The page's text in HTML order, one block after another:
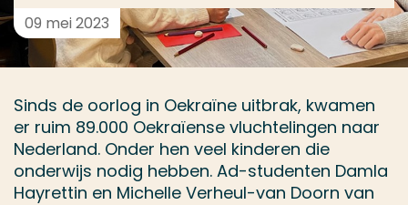
09 mei 2023
Sinds de oorlog in Oekraïne uitbrak, kwamen
er ruim 89.000 Oekraïense vluchtelingen naar
Nederland. Onder hen veel kinderen die
onderwijs nodig hebben. Ad-studenten Damla
Hayrettin en Michelle Verheul-van Doorn van